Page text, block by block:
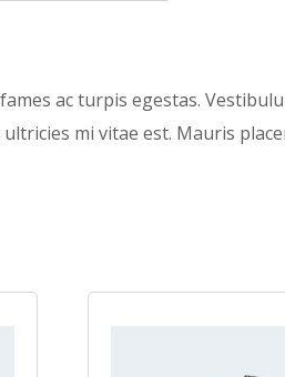
ac turpis egestas.
mi vitae est. Mauris